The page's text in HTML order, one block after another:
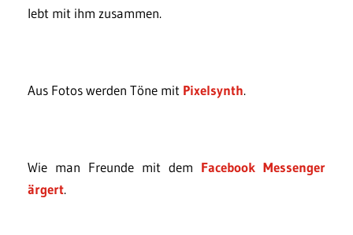
lebt mit ihm zusammen.
Aus Fotos werden Töne mit Pixelsynth.
Wie man Freunde mit dem Facebook Messenger
ärgert.